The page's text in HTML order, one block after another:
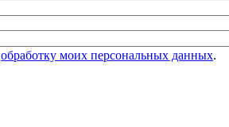
обработку моих персональных данных.